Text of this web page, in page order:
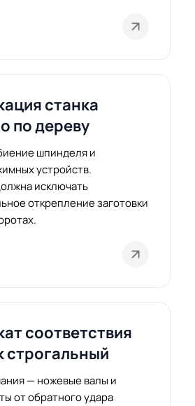
станка
по дереву
шпинделя и
устройств.
исключать
открепление заготовки
соответствия
строгальный
— ножевые валы и
от обратного удара